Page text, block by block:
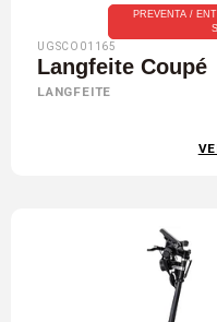
PREVENTA /
UGSCO01165
Langfeite Coupé
LANGFEITE